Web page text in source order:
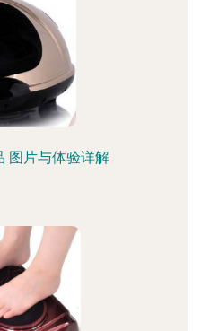
图片与体验详解